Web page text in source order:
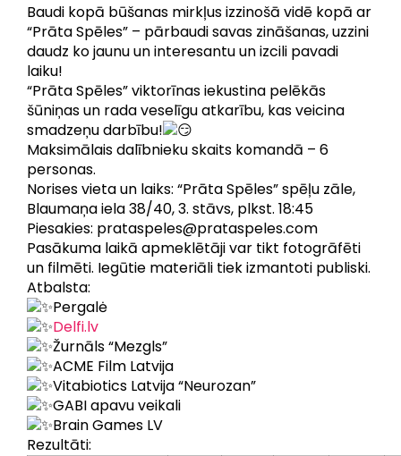
Baudi kopā būšanas mirkļus izzinošā vidē kopā ar
“Prāta Spēles” – pārbaudi savas zināšanas, uzzini
daudz ko jaunu un interesantu un izcili pavadi
laiku!
“Prāta Spēles” viktorīnas iekustina pelēkās
šūniņas un rada veselīgu atkarību, kas veicina
smadzeņu darbību!
Maksimālais dalībnieku skaits komandā – 6
personas.
Norises vieta un laiks: “Prāta Spēles” spēļu zāle,
Blaumaņa iela 38/40, 3. stāvs, plkst. 18:45
Piesakies: prataspeles@prataspeles.com
Pasākuma laikā apmeklētāji var tikt fotogrāfēti
un filmēti. Iegūtie materiāli tiek izmantoti publiski.
Atbalsta:
Pergalė
Delfi.lv
Žurnāls “Mezgls”
ACME Film Latvija
Vitabiotics Latvija “Neurozan”
GABI apavu veikali
Brain Games LV
Rezultāti: